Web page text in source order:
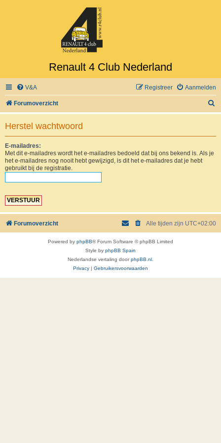
Renault 4 Club Nederland
V&A Aanmelden
Registreer
Forumoverzicht
o
Herstel wachtwoord
E-mailadres:
Met dit e-mailadres wordt het e-mailadres bedoeld dat bij ons bekend is. Als je
het e-mailadres nog nooit hebt gewijzigd, is dit het e-mailadres dat je hebt
gebruikt bij de registratie.
Forumoverzicht Alle tijden zijn UTC+02:00
Powered by phpBB® Forum Software © phpBB Limited
Style by phpBB Spain
Nederlandse vertaling doorphpBB.nl .
Privacy
Gebruikersvoorwaarden